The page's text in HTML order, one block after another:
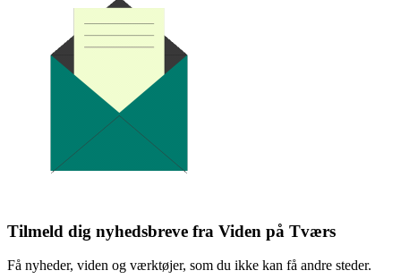
Tilmeld dig nyhedsbreve fra Viden på Tværs
Få nyheder, viden og værktøjer, som du ikke kan få andre steder.